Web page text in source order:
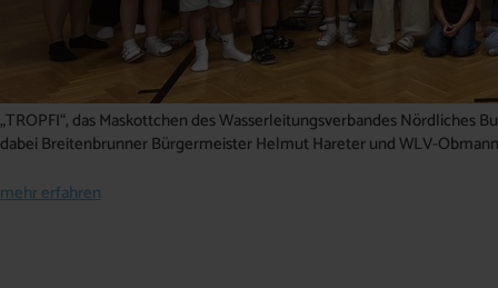
„TROPFI“, das Maskottchen des Wasserleitungsverbandes
dabei Breitenbrunner Bürgermeister Helmut Hareter und WLV-
mehr erfahren